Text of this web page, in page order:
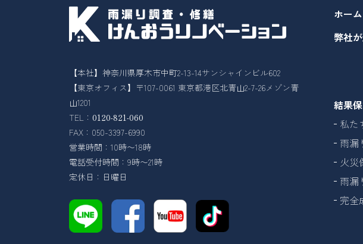
【本社】神奈川県厚木市中町2-13-14サンシャインビル602
【東京オフィス】〒107-0061 東京都港区北青山2-7-26メゾン青
山1201
TEL： 0120-821-060
FAX：050-3397-6990
営業時間：10時〜18時
電話受付時間：9時〜21時
定休日：日曜日
ホーム
弊社
結果
私た
雨漏
火災
雨漏
完全